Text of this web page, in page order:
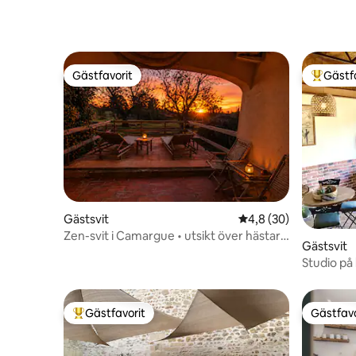
Gästfavorit
Gästfavorit
Gästsvit 4,8 av 5 i
4,8 (30)
Zen-svit i Camargue • utsikt över hästar
Gästsvit
Studio
Populär gästfavorit
Gästfavorit